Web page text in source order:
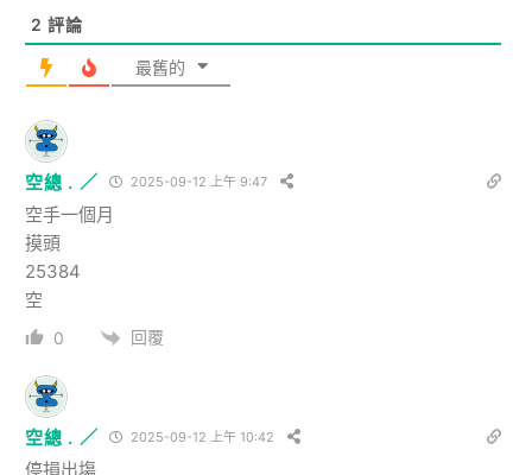
2 評論
最舊的
空總 . ／ 2025-09-12 上午 9:47
空手一個月
摸頭
25384
空
0 回覆
空總 . ／ 2025-09-12 上午 10:42
停損出塲